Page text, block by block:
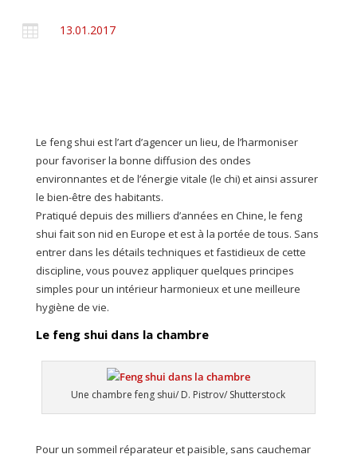
 13.01.2017
Le feng shui est l’art d’agencer un lieu, de l’harmoniser
pour favoriser la bonne diffusion des ondes
environnantes et de l’énergie vitale (le chi) et ainsi assurer
le bien-être des habitants.
Pratiqué depuis des milliers d’années en Chine, le feng
shui fait son nid en Europe et est à la portée de tous. Sans
entrer dans les détails techniques et fastidieux de cette
discipline, vous pouvez appliquer quelques principes
simples pour un intérieur harmonieux et une meilleure
hygiène de vie.
Le feng shui dans la chambre
Une chambre feng shui/ D. Pistrov/ Shutterstock
Pour un sommeil réparateur et paisible, sans cauchemar